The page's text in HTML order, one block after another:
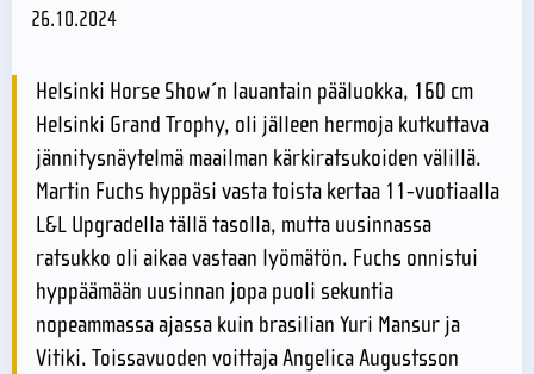
26.10.2024
Helsinki Horse Show´n lauantain pääluokka, 160 cm
Helsinki Grand Trophy, oli jälleen hermoja kutkuttava
jännitysnäytelmä maailman kärkiratsukoiden välillä.
Martin Fuchs hyppäsi vasta toista kertaa 11-vuotiaalla
L&L Upgradella tällä tasolla, mutta uusinnassa
ratsukko oli aikaa vastaan lyömätön. Fuchs onnistui
hyppäämään uusinnan jopa puoli sekuntia
nopeammassa ajassa kuin brasilian Yuri Mansur ja
Vitiki. Toissavuoden voittaja Angelica Augustsson